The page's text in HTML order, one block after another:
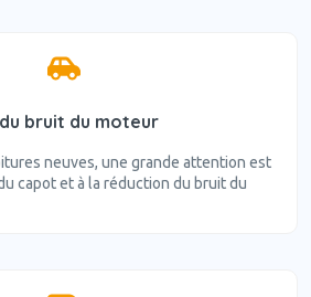
bruit du moteur
neuves, une grande attention est
capot et à la réduction du bruit du